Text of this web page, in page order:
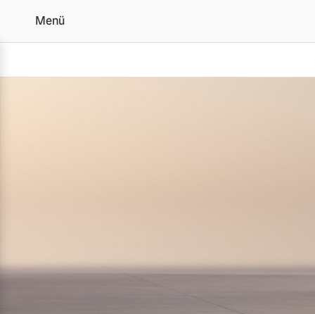
Der Volvo XC90 | Alle
Menü
3 Modelle